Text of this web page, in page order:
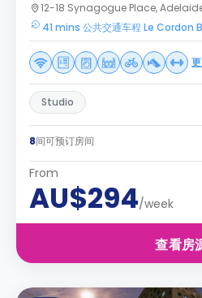
12-18 Synagogue Place,
41 mins 公共交通车程 Le
Studio
8间可预订房间
From
AU$294/week
查看房